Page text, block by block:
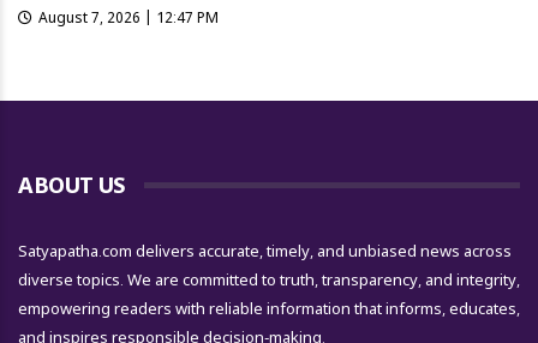
August 7, 2026 | 12:47 PM
ABOUT US
Satyapatha.com delivers accurate, timely, and unbiased news across
diverse topics. We are committed to truth, transparency, and integrity,
empowering readers with reliable information that informs, educates,
and inspires responsible decision-making.